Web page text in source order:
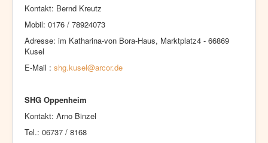
Kontakt: Bernd Kreutz
Mobil: 0176 / 78924073
Adresse: im Katharina-von Bora-Haus, Marktplatz4 - 66869
Kusel
E-Mail : shg.kusel@arcor.de
SHG Oppenheim
Kontakt: Arno Binzel
Tel.: 06737 / 8168